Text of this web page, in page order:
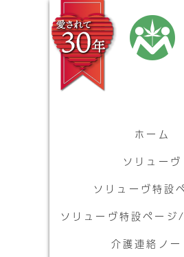
ホーム
ソリューヴ
ソリューヴ特設
ソリューヴ特設ページ
介護連絡ノー